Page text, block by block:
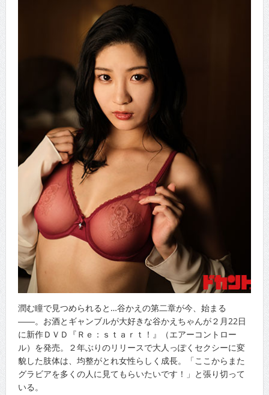
潤む瞳で見つめられると…谷かえの第二章が今、始まる
――。お酒とギャンブルが大好きな谷かえちゃんが２月22日
に新作ＤＶＤ『Ｒｅ：ｓｔａｒｔ！』（エアーコントロー
ル）を発売。２年ぶりのリリースで大人っぽくセクシーに変
貌した肢体は、均整がとれ女性らしく成長。「ここからまた
グラビアを多くの人に見てもらいたいです！」と張り切って
いる。